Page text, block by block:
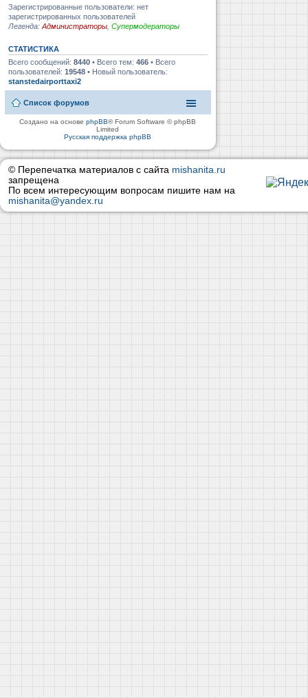
Зарегистрированные пользователи: нет
зарегистрированных пользователей
Легенда: Администраторы Супермодераторы
СТАТИСТИКА
Всего сообщений: 8440 • Всего тем: 466 • Всего
пользователей: 19548 • Новый пользователь:
stanstedairporttaxi2
Список форумов
Создано на основеphpBB® Forum Software © phpBB
Limited
Русская поддержка phpBB
© Перепечатка материалов с сайта mishanita.ru
запрещена
По всем интересующим вопросам пишите нам на
mishanita@yandex.ru